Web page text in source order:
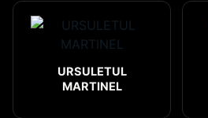
URSULETUL
MARTINEL